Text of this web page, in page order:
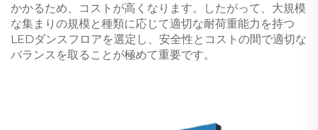
かかるため、コストが高くなります。したがって、大規模
な集まりの規模と種類に応じて適切な耐荷重能力を持つ
LEDダンスフロアを選定し、安全性とコストの間で適切な
バランスを取ることが極めて重要です。